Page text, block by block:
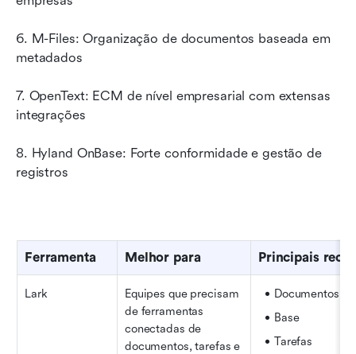
6. M-Files: Organização de documentos baseada em
metadados
7. OpenText: ECM de nível empresarial com extensas
integrações
8. Hyland OnBase: Forte conformidade e gestão de
registros
Ferramenta Melhor para Principais
Lark
Equipes que precisam
de ferramentas
conectadas de
documentos, tarefas e
Documentos
Base
Tarefas